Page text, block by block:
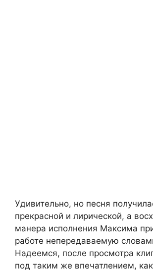
Удивительно, но песня
прекрасной и лирической, а
манера исполнения Максима
работе непередаваемую
Надеемся, после просмотра
под таким же впечатлением,